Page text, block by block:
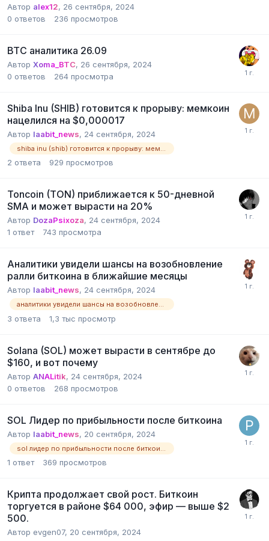
Автор alex12, 26 сентября, 2024
0 ответов 236 просмотров
BTC аналитика 26.09
Автор Xoma_BTC, 26 сентября, 2024
0 ответов 264 просмотра
Shiba Inu (SHIB) готовится к прорыву: мемкоин
нацелился на $0,000017
Автор laabit_news, 24 сентября, 2024
shiba inu (shib) готовится к прорыву: мемкоин нацелился на $0000017
2 ответа 929 просмотров
Toncoin (TON) приближается к 50-дневной
SMA и может вырасти на 20%
Автор DozaPsixoza, 24 сентября, 2024
1 ответ 743 просмотра
Аналитики увидели шансы на возобновление
ралли биткоина в ближайшие месяцы
Автор laabit_news, 24 сентября, 2024
аналитики увидели шансы на возобновление ралли биткоина в ближайшие месяцы
3 ответа 1,3 тыс просмотр
Solana (SOL) может вырасти в сентябре до
$160, и вот почему
Автор ANALitik, 24 сентября, 2024
0 ответов 268 просмотров
SOL Лидер по прибыльности после биткоина
Автор laabit_news, 20 сентября, 2024
1 ответ 369 просмотров
Крипта продолжает свой рост. Биткоин
торгуется в районе $64 000, эфир — выше $2
500.
Автор evgen07, 20 сентября, 2024